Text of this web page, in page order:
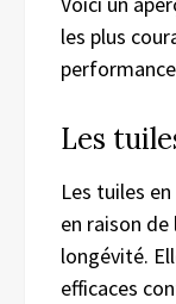
les plus
Les
Les tuiles
en raison
longévité.
efficaces